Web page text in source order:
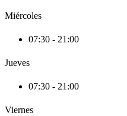
Miércoles
07:30 - 21:00
Jueves
07:30 - 21:00
Viernes